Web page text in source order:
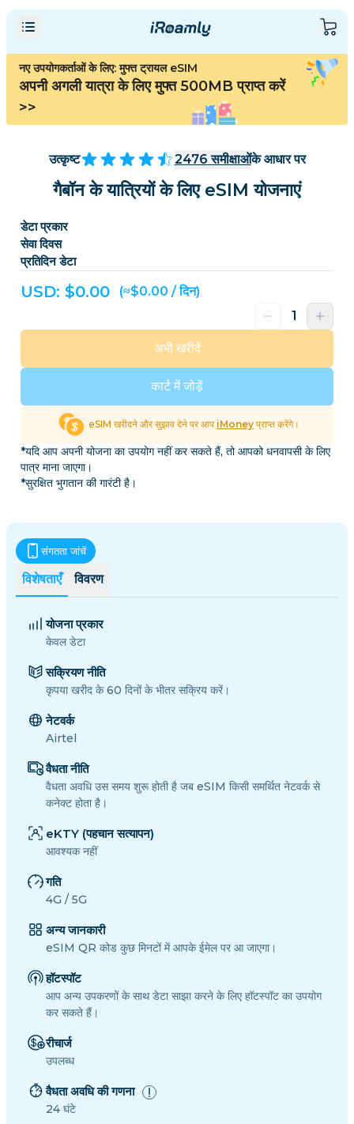
नए उपयोगकर्ताओं के लिए: मुफ्त ट्रायल eSIM
अपनी अगली यात्रा के लिए मुफ्त 500MB प्राप्त करें
>>
उत्कृष्ट 2476 समीक्षाओंके आधार पर
गैबॉन के यात्रियों के लिए eSIM योजनाएं
डेटा प्रकार
सेवा दिवस
प्रतिदिन डेटा
USD: $0.00 (≈$0.00 / दिन)
कार्ट में जोड़ें
अभी खरीदें
eSIM खरीदने और सुझाव देने पर आप iMoney प्राप्त करेंगे।
*यदि आप अपनी योजना का उपयोग नहीं कर सकते हैं, तो आपको धनवापसी के लिए
पात्र माना जाएगा।
*सुरक्षित भुगतान की गारंटी है।
विशेषताएँ विवरण
संगतता जांचें
योजना प्रकार
केवल डेटा
सक्रियण नीति
कृपया खरीद के 60 दिनों के भीतर सक्रिय करें।
नेटवर्क
Airtel
वैधता नीति
वैधता अवधि उस समय शुरू होती है जब eSIM किसी समर्थित नेटवर्क से
कनेक्ट होता है।
eKTY (पहचान सत्यापन)
आवश्यक नहीं
गति
4G / 5G
अन्य जानकारी
eSIM QR कोड कुछ मिनटों में आपके ईमेल पर आ जाएगा।
हॉटस्पॉट
आप अन्य उपकरणों के साथ डेटा साझा करने के लिए हॉटस्पॉट का उपयोग
कर सकते हैं।
रीचार्ज
उपलब्ध
वैधता अवधि की गणना
24 घंटे